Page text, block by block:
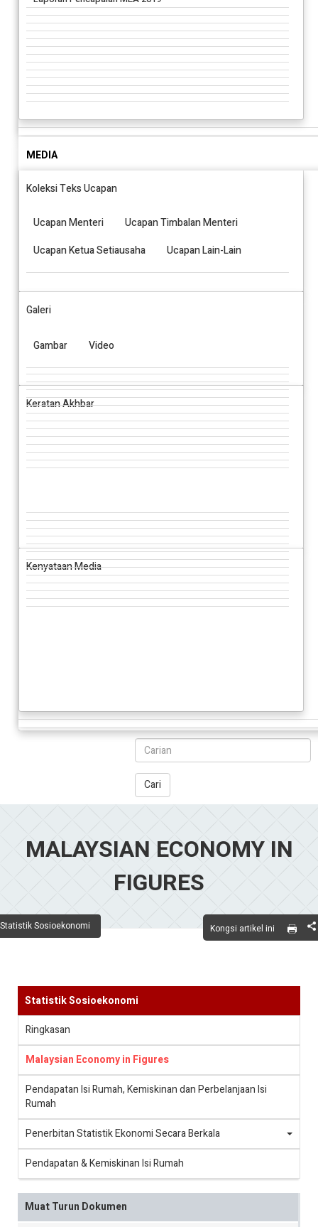
MEDIA
Koleksi Teks Ucapan
Ucapan Menteri
Ucapan Timbalan Menteri
Ucapan Ketua Setiausaha
Ucapan Lain-Lain
Galeri
Gambar Video
Keratan Akhbar
Kenyataan Media
Cari
MALAYSIAN ECONOMY IN
FIGURES
Statistik Sosioekonomi Kongsi artikel ini
Statistik Sosioekonomi
Ringkasan
Malaysian Economy in Figures
Pendapatan Isi Rumah, Kemiskinan dan Perbelanjaan Isi
Rumah
Penerbitan Statistik Ekonomi Secara Berkala
Pendapatan & Kemiskinan Isi Rumah
Muat Turun Dokumen